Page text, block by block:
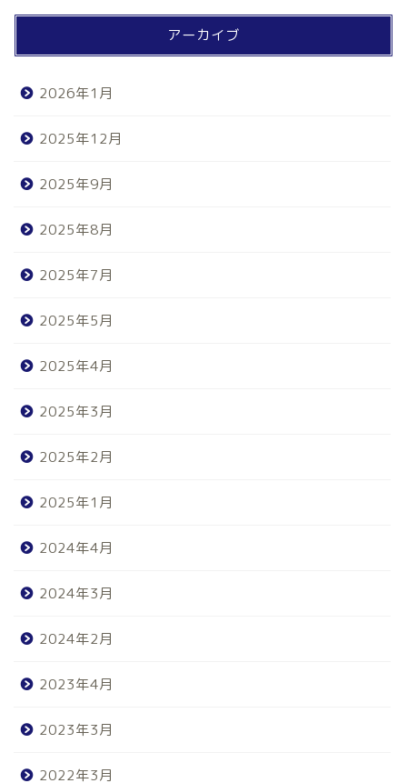
アーカイブ
2026年1月
2025年12月
2025年9月
2025年8月
2025年7月
2025年5月
2025年4月
2025年3月
2025年2月
2025年1月
2024年4月
2024年3月
2024年2月
2023年4月
2023年3月
2022年3月